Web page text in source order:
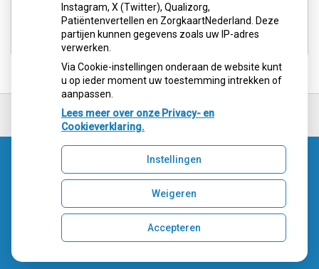
de
Uw Zorg Online|Beheer
Cookie-instellingen
Instagram, X (Twitter), Qualizorg,
Patiëntenvertellen en ZorgkaartNederland. Deze
partijen kunnen gegevens zoals uw IP-adres
verwerken.
Via Cookie-instellingen onderaan de website kunt
u op ieder moment uw toestemming intrekken of
aanpassen.
Lees meer over onze Privacy- en
Cookieverklaring.
Instellingen
Weigeren
Accepteren